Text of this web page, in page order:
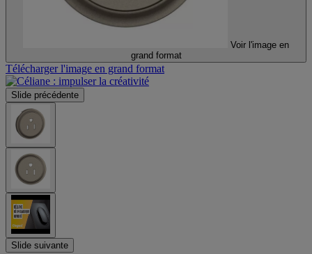
Voir l'image en
grand format
Télécharger l'image en grand format
Slide précédente
Slide suivante